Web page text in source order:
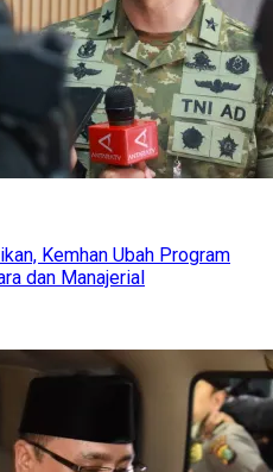
Kemhan Ubah Program
dan Manajerial